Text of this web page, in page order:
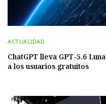
ACTUALIDAD
ChatGPT lleva GPT-5.6 Luna
a los usuarios gratuitos